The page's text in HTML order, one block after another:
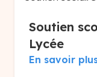
Soutien
Lycée
En savoir